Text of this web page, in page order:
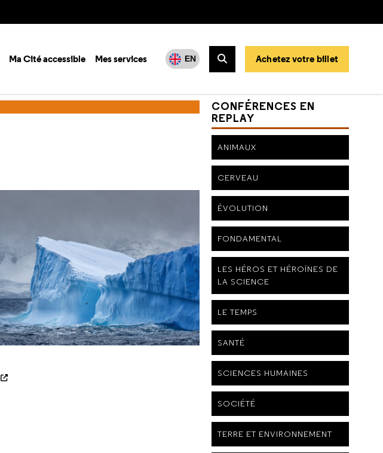
Ma Cité accessible Mes services EN
Rechercher
Achetez votre billet
CONFÉRENCES EN
REPLAY
ANIMAUX
CERVEAU
ÉVOLUTION
FONDAMENTAL
LES HÉROS ET HÉROÏNES DE
LA SCIENCE
LE TEMPS
SANTÉ
SCIENCES HUMAINES
SOCIÉTÉ
TERRE ET ENVIRONNEMENT